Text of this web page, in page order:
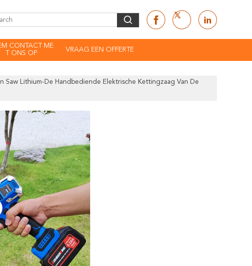
CONTACT ME
T ONS OP
VRAAG EEN OFFERTE
Saw Lithium-De Handbediende Elektrische Kettingzaag Van De